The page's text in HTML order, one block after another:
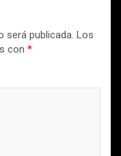
será publicada. Los
con *